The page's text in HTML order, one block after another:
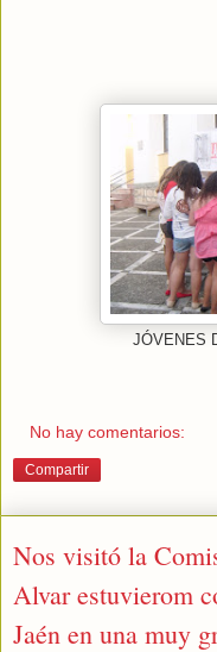
JÓVENES
No hay comentarios:
Compartir
Nos visitó la
Alvar estuvierom
Jaén en una muy